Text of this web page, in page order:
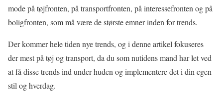
mode på tøjfronten, på transportfronten, på interessefronten og på
boligfronten, som må være de største emner inden for trends.
Der kommer hele tiden nye trends, og i denne artikel fokuseres
der mest på tøj og transport, da du som nutidens mand har let ved
at få disse trends ind under huden og implementere det i din egen
stil og hverdag.